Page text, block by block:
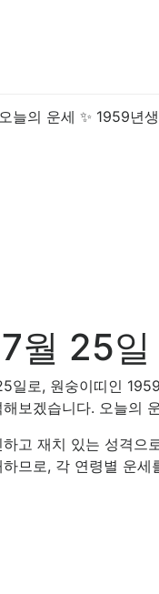
월 25일
일로, 원숭이띠인
보겠습니다. 오늘의
고 재치 있는 성격으
므로, 각 연령별 운